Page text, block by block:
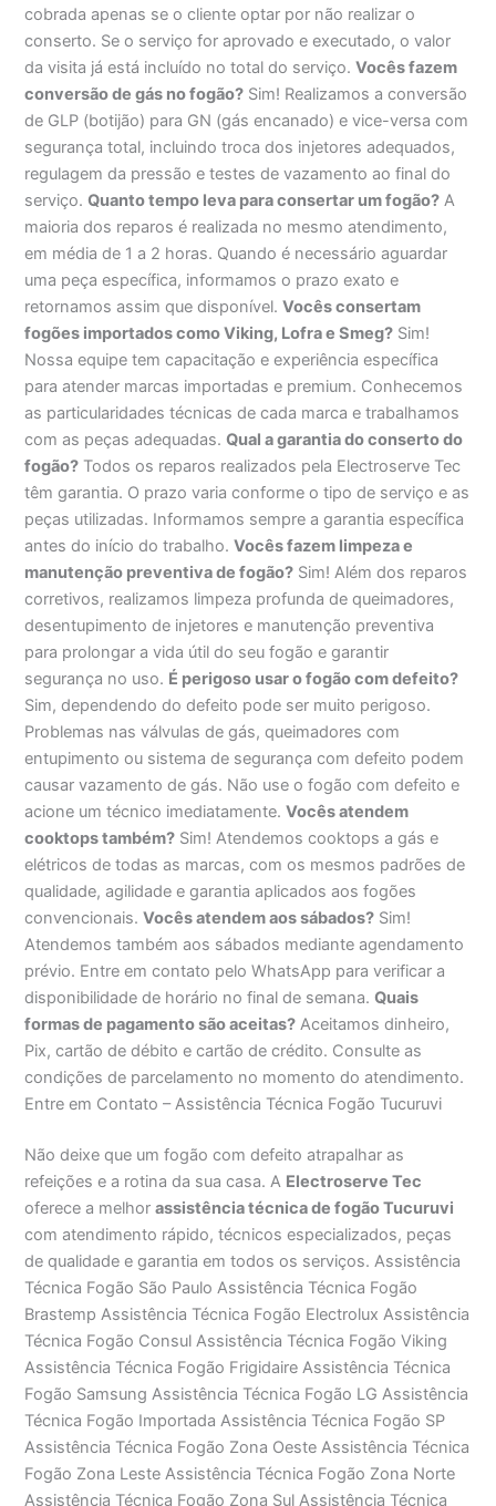
cobrada apenas se o cliente optar por não realizar o
conserto. Se o serviço for aprovado e executado, o valor
da visita já está incluído no total do serviço.Vocês fazem
conversão de gás no fogão? Sim! Realizamos a conversão
de GLP (botijão) para GN (gás encanado) e vice-versa com
segurança total, incluindo troca dos injetores adequados,
regulagem da pressão e testes de vazamento ao final do
serviço.Quanto tempo leva para consertar um fogão? A
maioria dos reparos é realizada no mesmo atendimento,
em média de 1 a 2 horas. Quando é necessário aguardar
uma peça específica, informamos o prazo exato e
retornamos assim que disponível.Vocês consertam
fogões importados como Viking, Lofra e Smeg? Sim!
Nossa equipe tem capacitação e experiência específica
para atender marcas importadas e premium. Conhecemos
as particularidades técnicas de cada marca e trabalhamos
com as peças adequadas.Qual a garantia do conserto do
fogão? Todos os reparos realizados pela Electroserve Tec
têm garantia. O prazo varia conforme o tipo de serviço e as
peças utilizadas. Informamos sempre a garantia específica
antes do início do trabalho.Vocês fazem limpeza e
manutenção preventiva de fogão? Sim! Além dos reparos
corretivos, realizamos limpeza profunda de queimadores,
desentupimento de injetores e manutenção preventiva
para prolongar a vida útil do seu fogão e garantir
segurança no uso. É perigoso usar o fogão com defeito?
Sim, dependendo do defeito pode ser muito perigoso.
Problemas nas válvulas de gás, queimadores com
entupimento ou sistema de segurança com defeito podem
causar vazamento de gás. Não use o fogão com defeito e
acione um técnico imediatamente.Vocês atendem
cooktops também? Sim! Atendemos cooktops a gás e
elétricos de todas as marcas, com os mesmos padrões de
qualidade, agilidade e garantia aplicados aos fogões
convencionais.Vocês atendem aos sábados? Sim!
Atendemos também aos sábados mediante agendamento
prévio. Entre em contato pelo WhatsApp para verificar a
disponibilidade de horário no final de semana.Quais
formas de pagamento são aceitas? Aceitamos dinheiro,
Pix, cartão de débito e cartão de crédito. Consulte as
condições de parcelamento no momento do atendimento.
Entre em Contato – Assistência Técnica Fogão Tucuruvi
Não deixe que um fogão com defeito atrapalhar as
refeições e a rotina da sua casa. A Electroserve Tec
oferece a melhorassistência técnica de fogão Tucuruvi
com atendimento rápido, técnicos especializados, peças
de qualidade e garantia em todos os serviços. Assistência
Técnica Fogão São Paulo Assistência Técnica Fogão
Brastemp Assistência Técnica Fogão Electrolux Assistência
Técnica Fogão Consul Assistência Técnica Fogão Viking
Assistência Técnica Fogão Frigidaire Assistência Técnica
Fogão Samsung Assistência Técnica Fogão LG Assistência
Técnica Fogão Importada Assistência Técnica Fogão SP
Assistência Técnica Fogão Zona Oeste Assistência Técnica
Fogão Zona Leste Assistência Técnica Fogão Zona Norte
Assistência Técnica Fogão Zona Sul Assistência Técnica